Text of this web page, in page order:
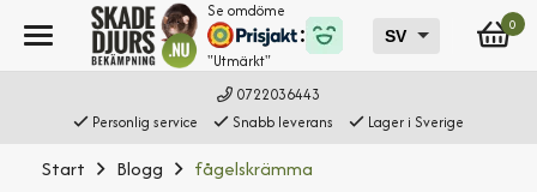
0722036443
Personlig service
Snabb leverans Lager i Sverige
Start Blogg fågelskrämma
Se omdöme
"Utmärkt"
0